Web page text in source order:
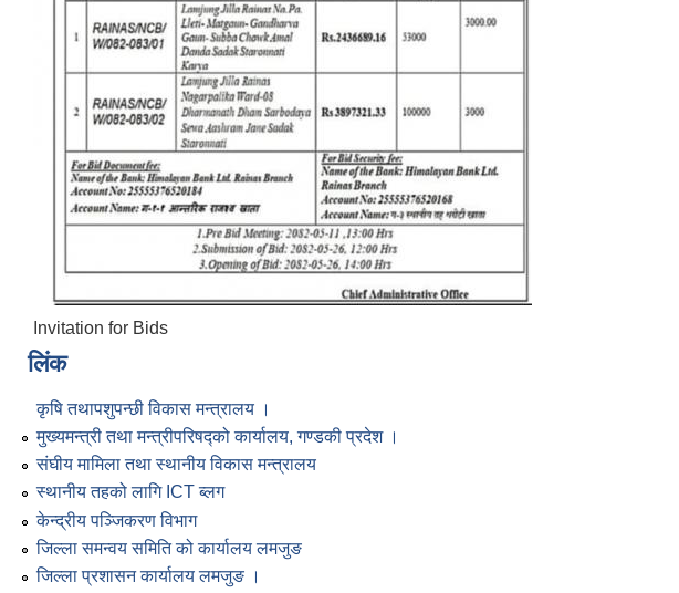
Invitation for Bids
लिंक
कृषि तथापशुपन्छी विकास मन्त्रालय ।
मुख्यमन्त्री तथा मन्त्रीपरिषद्को कार्यालय, गण्डकी प्रदेश ।
संघीय मामिला तथा स्थानीय विकास मन्त्रालय
स्थानीय तहको लागि ICT ब्लग
केन्द्रीय पञ्जिकरण विभाग
जिल्ला समन्वय समिति को कार्यालय लमजुङ
जिल्ला प्रशासन कार्यालय लमजुङ ।